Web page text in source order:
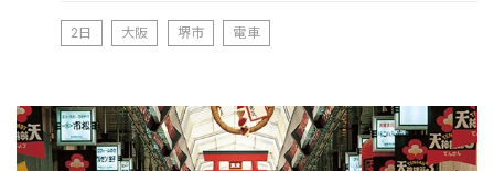
2日 大阪 堺市 電車